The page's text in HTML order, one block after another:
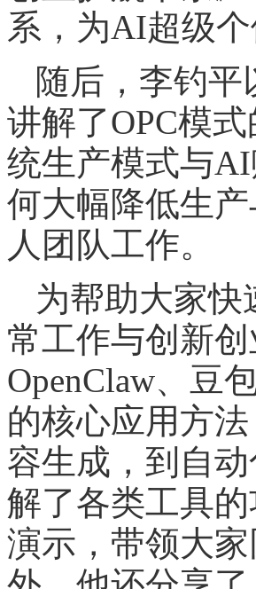
系，为AI超级
随后，李钓平
讲解了OPC模
统生产模式与
何大幅降低生
人团队工作。
为帮助大家
常工作与创新
OpenClaw、豆
的核心应用方
容生成，到自
解了各类工具
演示，带领大